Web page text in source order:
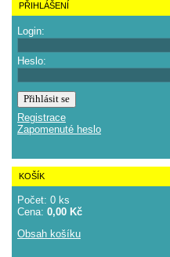
PŘIHLÁŠENÍ
Login:
Heslo:
Registrace
Zapomenuté heslo
KOŠÍK
Počet: 0 ks
Cena: 0,00 Kč
Obsah košíku